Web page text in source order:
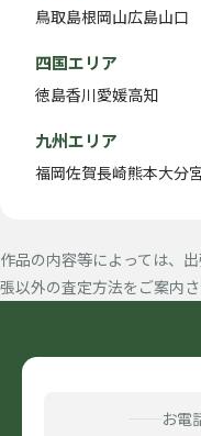
鳥取島根岡山広島山口
四国エリア
徳島香川愛媛高知
九州エリア
福岡佐賀長崎熊本大分
作品の内容等によっては、
張以外の査定方法をご案内さ
お電